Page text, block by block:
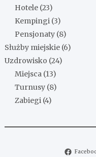
Hotele (23)
Kempingi (3)
Pensjonaty (8)
Służby miejskie (6)
Uzdrowisko (24)
Miejsca (13)
Turnusy (8)
Zabiegi (4)